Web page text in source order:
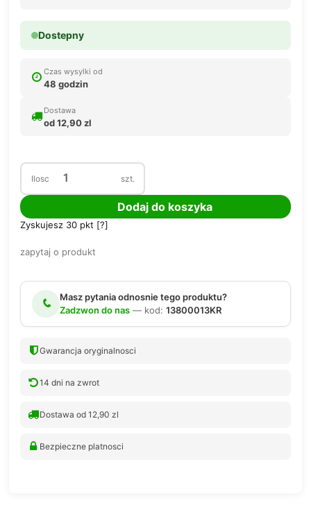
Dostepny
Czas wysylki od
48 godzin
Dostawa
od 12,90 zl
Ilosc szt.
Dodaj do koszyka
Zyskujesz 30 pkt [?]
zapytaj o produkt
Masz pytania odnosnie tego produktu?
Zadzwon do nas — kod: 13800013KR
Gwarancja oryginalnosci
14 dni na zwrot
Dostawa od 12,90 zl
Bezpieczne platnosci